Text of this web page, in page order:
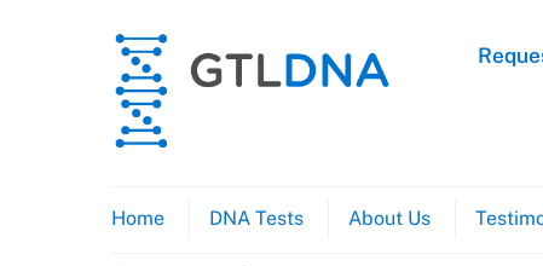
Home DNA Tests About Us